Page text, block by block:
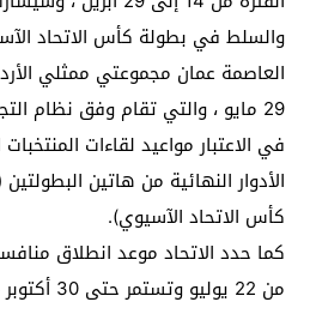
والسلط في بطولة كأس الاتحاد
29 مايو ، والتي تقام وفق نظام
في الاعتبار مواعيد لقاءات
الأدوار النهائية من هاتين
كأس الاتحاد الآسيوي).
كما حدد الاتحاد موعد انطلاق
من 22